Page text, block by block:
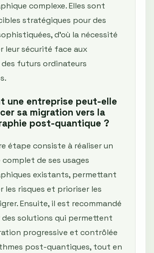
complexe. Elles sont
stratégiques pour des
d’où la nécessité
leur sécurité face aux
futurs ordinateurs
une entreprise peut-elle
sa migration vers la
post-quantique ?
étape consiste à réaliser un
de ses usages
existants, permettant
les risques et prioriser les
Ensuite, il est recommandé
des solutions qui permettent
progressive et contrôlée
post-quantiques, tout en